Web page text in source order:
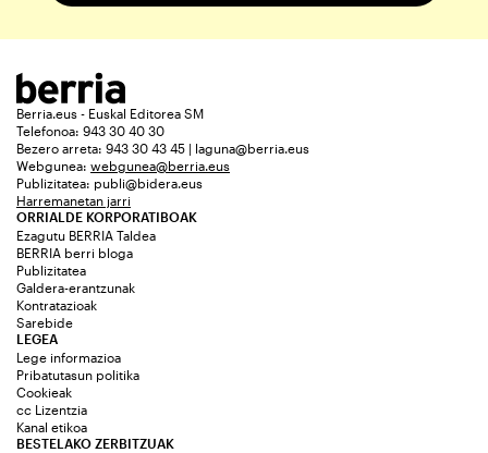
Berria.eus - Euskal Editorea SM
Telefonoa: 943 30 40 30
Bezero arreta: 943 30 43 45 | laguna@berria.eus
Webgunea: webgunea@berria.eus
Publizitatea: publi@bidera.eus
Harremanetan jarri
ORRIALDE KORPORATIBOAK
Ezagutu BERRIA Taldea
BERRIA berri bloga
Publizitatea
Galdera-erantzunak
Kontratazioak
Sarebide
LEGEA
Lege informazioa
Pribatutasun politika
Cookieak
cc Lizentzia
Kanal etikoa
BESTELAKO ZERBITZUAK